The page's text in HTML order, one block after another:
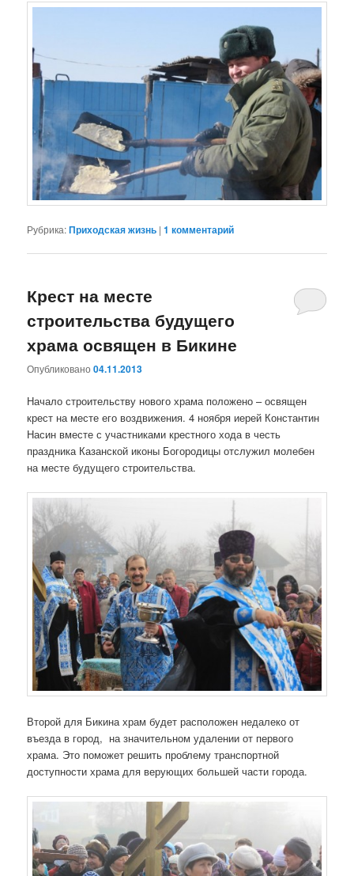
Рубрика:Приходская жизнь |1 комментарий
Крест на месте
строительства будущего
храма освящен в Бикине
Опубликовано04.11.2013
Начало строительству нового храма положено – освящен
крест на месте его воздвижения. 4 ноября иерей Константин
Насин вместе с участниками крестного хода в честь
праздника Казанской иконы Богородицы отслужил молебен
на месте будущего строительства.
Второй для Бикина храм будет расположен недалеко от
въезда в город, на значительном удалении от первого
храма. Это поможет решить проблему транспортной
доступности храма для верующих большей части города.